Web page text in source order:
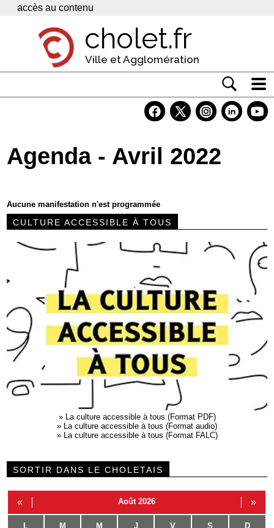
Panneau de gestion des cookies
accès au contenu
cholet.fr
Ville et Agglomération
Economie
Contacts
Agenda - Avril 2022
Aucune manifestation n'est programmée
CULTURE ACCESSIBLE À TOUS
»
La culture accessible à tous (Format PDF)
»
La culture accessible à tous (Format audio)
»
La culture accessible à tous (Format FALC)
SORTIR DANS LE CHOLETAIS
« Août 2026 »
L M M J V S D